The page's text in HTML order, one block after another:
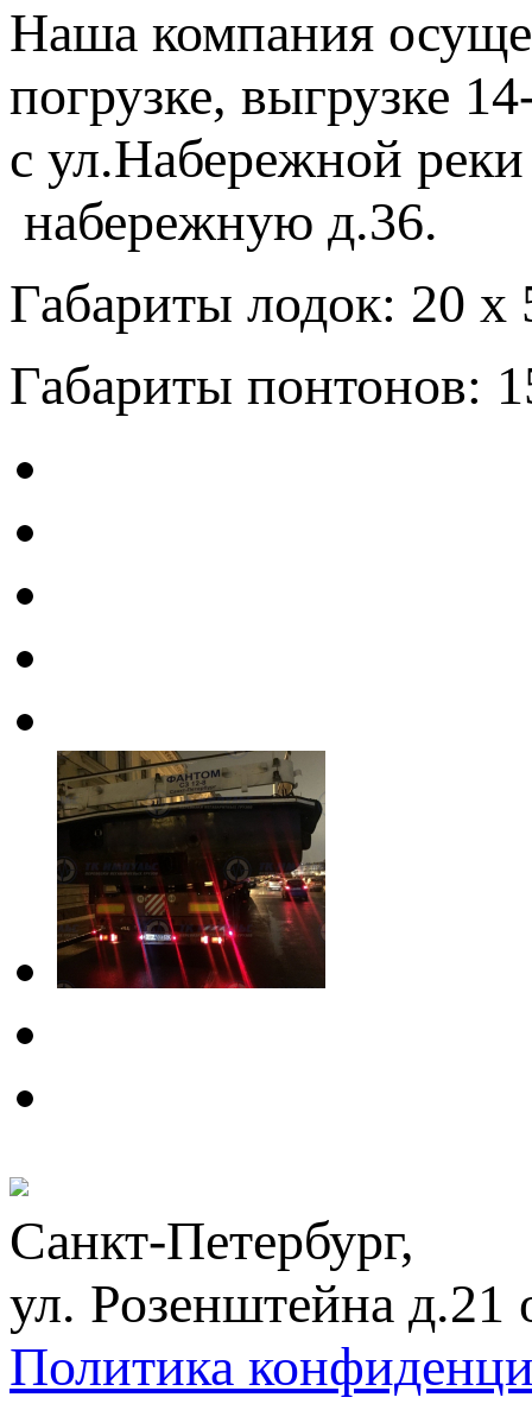
Наша компания
погрузке, выгрузке
с ул.Набережной
набережную д.36.
Габариты лодок: 20 х
Габариты понтонов:
Санкт-Петербург,
ул. Розенштейна д.21
Политика